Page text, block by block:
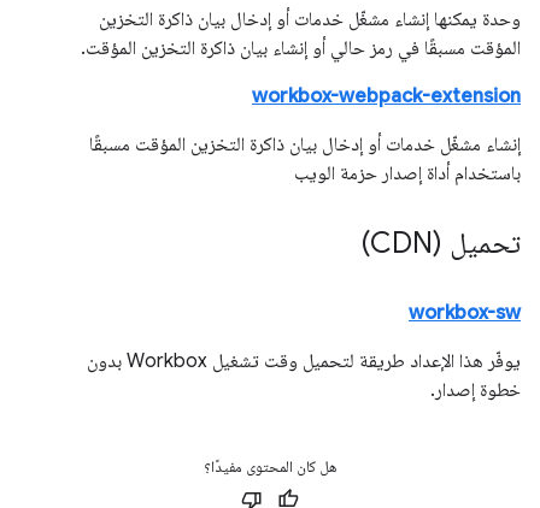
وحدة يمكنها إنشاء مشغّل خدمات أو إدخال بيان ذاكرة التخزين
المؤقت مسبقًا في رمز حالي أو إنشاء بيان ذاكرة التخزين المؤقت.
workbox-webpack-extension
إنشاء مشغّل خدمات أو إدخال بيان ذاكرة التخزين المؤقت مسبقًا
باستخدام أداة إصدار حزمة الويب
تحميل (CDN)
workbox-sw
يوفّر هذا الإعداد طريقة لتحميل وقت تشغيل Workbox بدون
خطوة إصدار.
هل كان المحتوى مفيدًا؟